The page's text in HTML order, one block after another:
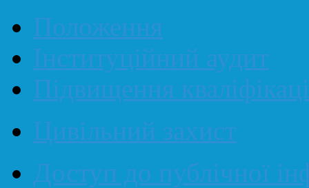
Положення
Інституційний аудит
Підвищення
Цивільний захист
Доступ до публічної